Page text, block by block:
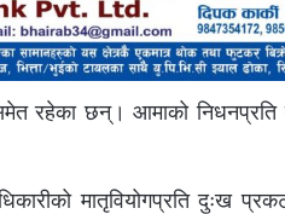
रहेका छन्। आमाको निधनप्रति
मातृवियोगप्रति दुःख